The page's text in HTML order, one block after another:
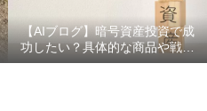
【AIブログ】暗号資産投資で成
功したい？具体的な商品や戦略
を分かりやすく解説！